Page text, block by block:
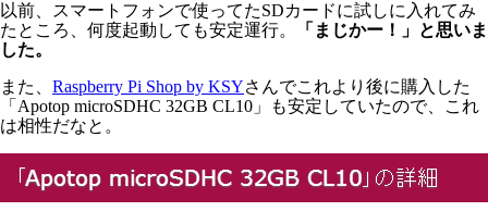
以前、スマートフォンで使ってたSDカードに試しに入れてみ
たところ、何度起動しても安定運行。
「まじかー！」と思いま
した。
また、 Raspberry Pi Shop by KSYさんでこれより後に購入した
「Apotop microSDHC 32GB CL10」も安定していたので、これ
は相性だなと。